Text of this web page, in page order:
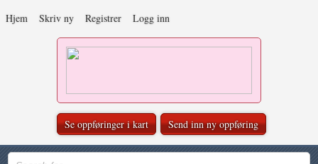
Hjem Skriv ny Registrer Logg inn
Se oppføringer i kart Send inn ny oppføring